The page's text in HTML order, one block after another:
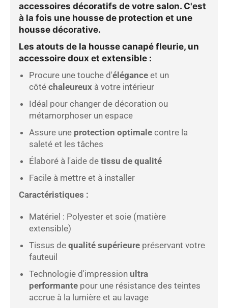
accessoires décoratifs de votre salon. C'est
à la fois une housse de protection et une
housse décorative.
Les atouts de la housse canapé fleurie, un
accessoire doux et extensible :
Procure une touche d'élégance et un
côté chaleureux à votre intérieur
Idéal pour changer de décoration ou
métamorphoser un espace
Assure une protection optimale contre la
saleté et les tâches
Élaboré à l'aide de tissu de qualité
Facile à mettre et à installer
Caractéristiques :
Matériel : Polyester et soie (matière
extensible)
Tissus de qualité supérieure préservant votre
fauteuil
Technologie d'impression ultra
performante pour une résistance des teintes
accrue à la lumière et au lavage